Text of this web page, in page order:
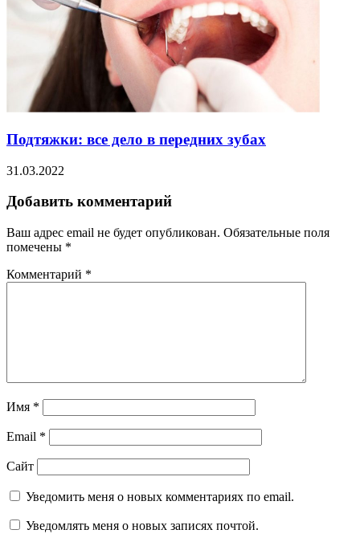
Подтяжки: все дело в передних зубах
31.03.2022
Добавить комментарий
Ваш адрес email не будет опубликован. Обязательные поля
помечены *
Комментарий *
Имя *
Email *
Сайт
Уведомить меня о новых комментариях по email.
Уведомлять меня о новых записях почтой.